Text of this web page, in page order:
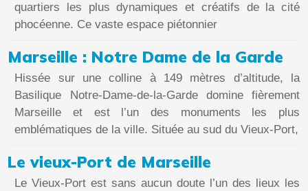
quartiers les plus dynamiques et créatifs de la cité
phocéenne. Ce vaste espace piétonnier
Marseille : Notre Dame de la Garde
Hissée sur une colline à 149 mètres d’altitude, la
Basilique Notre-Dame-de-la-Garde domine fièrement
Marseille et est l’un des monuments les plus
emblématiques de la ville. Située au sud du Vieux-Port,
Le vieux-Port de Marseille
Le Vieux-Port est sans aucun doute l’un des lieux les